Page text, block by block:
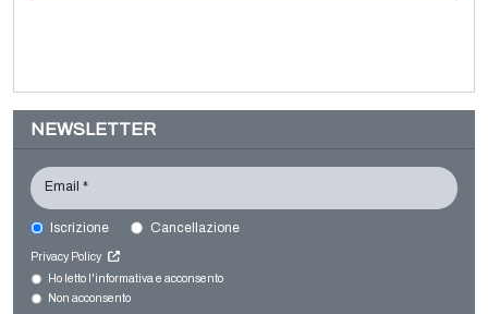
Printing machines
Rotogravure
Vendita e smontaggio linea usata per BOPP Brückner 3
NEWSLETTER
Email *
Iscrizione Cancellazione
Privacy Policy
Ho letto l'informativa e acconsento
Non acconsento